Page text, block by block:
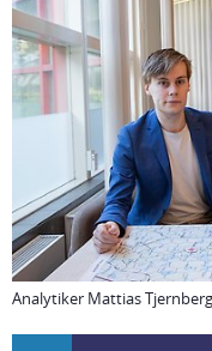
Analytiker Mattias